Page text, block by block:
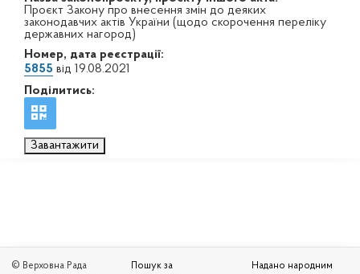
Проєкт Закону про внесення змін до деяких
законодавчих актів України (щодо скорочення переліку
державних нагород)
Номер, дата реєстрації:
5855 від 19.08.2021
Поділитись:
Завантажити
© Верховна Рада
Пошук за
Надано народним